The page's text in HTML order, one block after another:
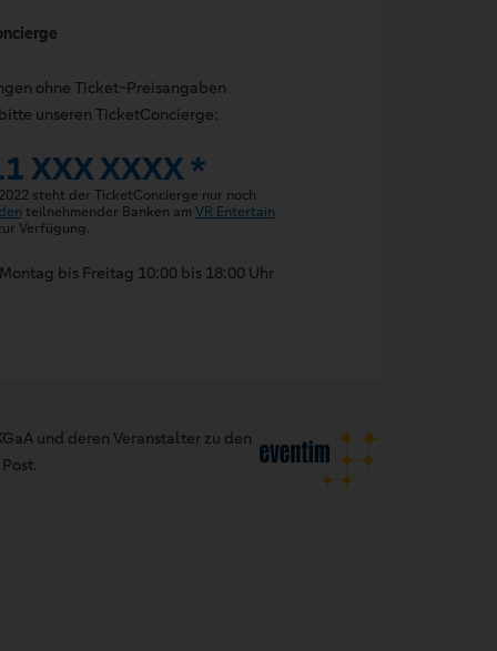
ohne Ticket-Preisangaben
unseren TicketConcierge:
XXX XXXX *
steht der TicketConcierge nur noch
teilnehmender Banken am VR Entertain
Verfügung.
bis Freitag 10:00 bis 18:00 Uhr
und deren Veranstalter zu den